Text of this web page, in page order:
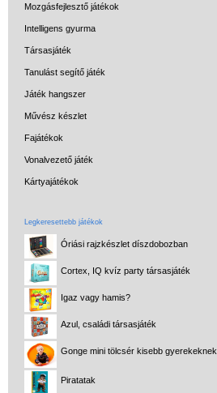
Mozgásfejlesztő játékok
Intelligens gyurma
Társasjáték
Tanulást segítő játék
Játék hangszer
Művész készlet
Fajátékok
Vonalvezető játék
Kártyajátékok
Legkeresettebb játékok
Óriási rajzkészlet díszdobozban
Cortex, IQ kvíz party társasjáték
Igaz vagy hamis?
Azul, családi társasjáték
Gonge mini tölcsér kisebb gyerekeknek
Piratatak